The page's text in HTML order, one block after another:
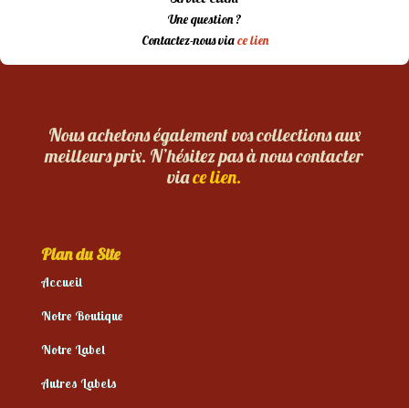
Une question ?
Contactez-nous viace lien
Nous achetons également vos collections aux
meilleurs prix. N’hésitez pas à nous contacter
viace lien.
Plan du Site
Accueil
Notre Boutique
Notre Label
Autres Labels